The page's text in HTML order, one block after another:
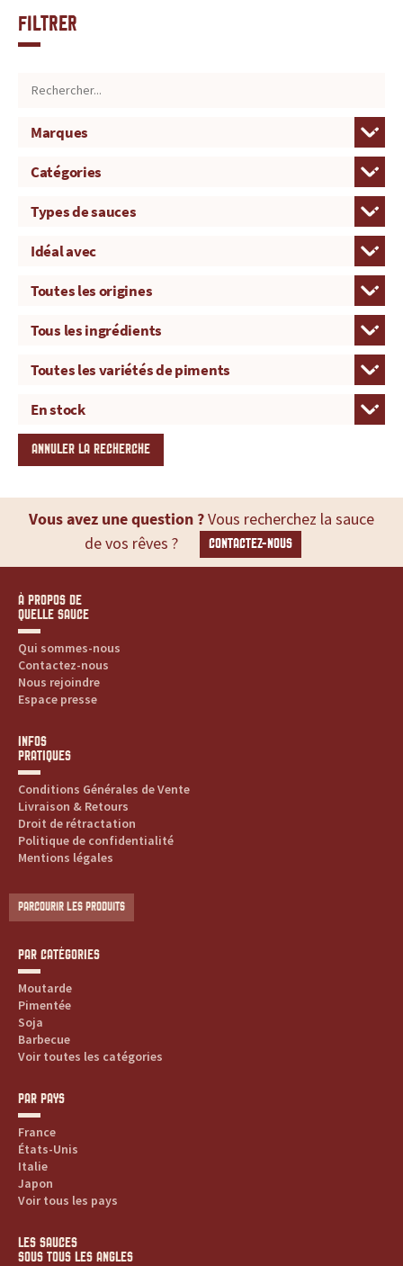
Filtrer
ANNULER LA RECHERCHE
Vous avez une question ?Vous recherchez la sauce
de vos rêves ?
CONTACTEZ-NOUS
À PROPOS DE
QUELLE SAUCE
Qui sommes-nous
Contactez-nous
Nous rejoindre
Espace presse
INFOS
PRATIQUES
Conditions Générales de Vente
Livraison & Retours
Droit de rétractation
Politique de confidentialité
Mentions légales
PARCOURIR LES PRODUITS
PAR CATÉGORIES
Moutarde
Pimentée
Soja
Barbecue
Voir toutes les catégories
PAR PAYS
France
États-Unis
Italie
Japon
Voir tous les pays
LES SAUCES
SOUS TOUS LES ANGLES